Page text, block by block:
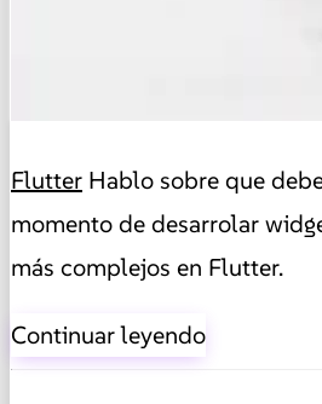
Flutter Hablo sobre que
momento de desarrolar
más complejos en Flutter.
Continuar leyendo